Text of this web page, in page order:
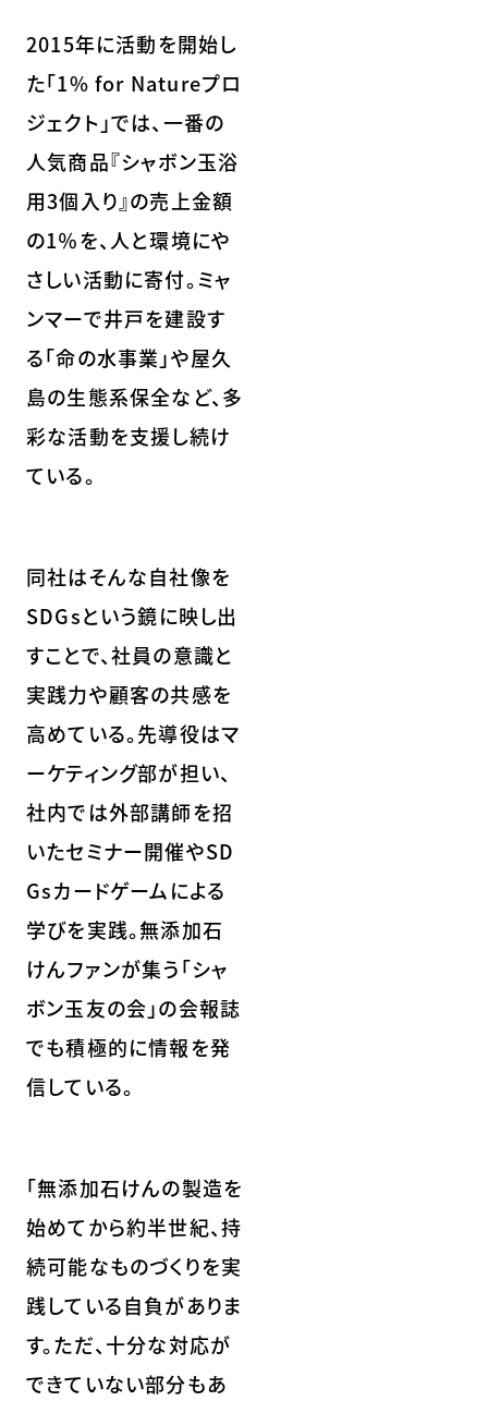
2015年に活動を開始し
た「1% for Natureプロ
ジェクト」では、一番の
人気商品『シャボン玉浴
用3個入り』の売上金額
の1％を、人と環境にや
さしい活動に寄付。ミャ
ンマーで井戸を建設す
る「命の水事業」や屋久
島の生態系保全など、多
彩な活動を支援し続け
ている。
同社はそんな自社像を
SDGsという鏡に映し出
すことで、社員の意識と
実践力や顧客の共感を
高めている。先導役はマ
ーケティング部が担い、
社内では外部講師を招
いたセミナー開催やSD
Gsカードゲームによる
学びを実践。無添加石
けんファンが集う「シャ
ボン玉友の会」の会報誌
でも積極的に情報を発
信している。
「無添加石けんの製造を
始めてから約半世紀、持
続可能なものづくりを実
践している自負がありま
す。ただ、十分な対応が
できていない部分もあ